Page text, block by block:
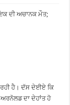
ਦੀ ਅਚਾਨਕ ਮੌਤ;
ਹੈ। ਦੱਸ ਦੇਈਏ ਕਿ
ਦਾ ਦੇਹਾਂਤ ਹੋ